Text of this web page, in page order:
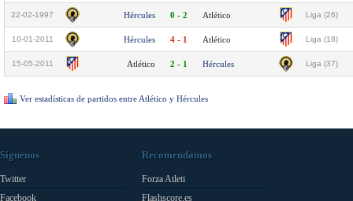
22-02-1997 Hércules 0 - 2 Atlético Liga (26)
10-01-2011 Hércules 4 - 1 Atlético Liga (18)
15-05-2011 Atlético 2 - 1 Hércules Liga (37)
Ver estadísticas de partidos entre Atlético y Hércules
Síguenos
Twitter
Facebook
Recomendamos
Forza Atleti
Flashscore.es